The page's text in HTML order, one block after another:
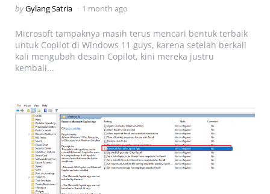
Posted
byGylang Satria 1 month ago
Microsoft tampaknya masih terus mencari bentuk terbaik
untuk Copilot di Windows 11 guys, karena setelah berkali
kali mengubah desain Copilot, kini mereka justru
kembali...